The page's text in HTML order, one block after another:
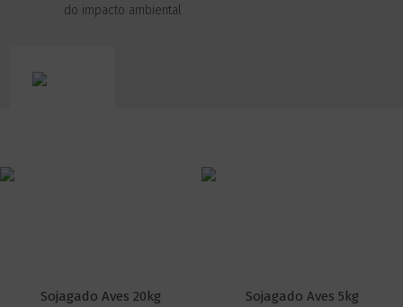
do impacto ambiental
Sojagado Aves 20kg Sojagado Aves 5kg